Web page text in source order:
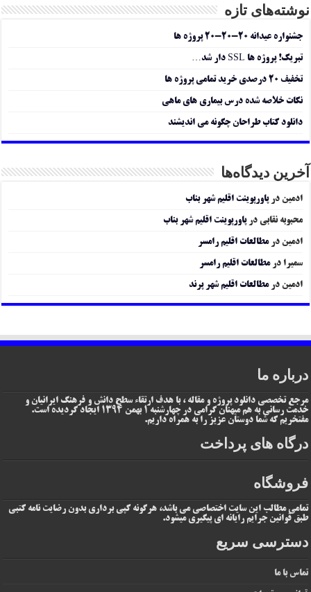
نوشته‌های تازه
جشنواره عیدانه ۲۰-۲۰-۲۰ پروژه ها
تبریک! پروژه ها SSL دار شد…
تخفیف ۲۰ درصدی خرید تمامی پروژه ها
نکات خلاصه شده درس بیماری های ماهی
دانلود کتاب طراحان چگونه می اندیشند
آخرین دیدگاه‌ها
ادمین درپاورپوینت اقلیم شهر بناب
محبوبه نقابی درپاورپوینت اقلیم شهر بناب
ادمین درمطالعات اقلیم رامسر
سمیرا درمطالعات اقلیم رامسر
ادمین درمطالعات اقلیم شهر پرند
درباره ما
مرجع تخصصی دانلود پروژه و مقاله ، با هدف ارتقاء سطح دانش و فرهنگ ایرانیان و
خدمت رسانی به هم میهنان گرامی در چهارشنبه 1 بهمن 1394 ایجاد گردیده است.
مفتخریم که شما دوستان عزیز را به همراه داریم.
درگاه های پرداخت
فروشگاه
تمامی مطالب این سایت اختصاصی می باشد، هرگونه کپی برداری بدون رضایت نامه کتبی
طبق قوانین جرایم رایانه ای پیگیری میشود.
دسترسی سریع
تماس با ما